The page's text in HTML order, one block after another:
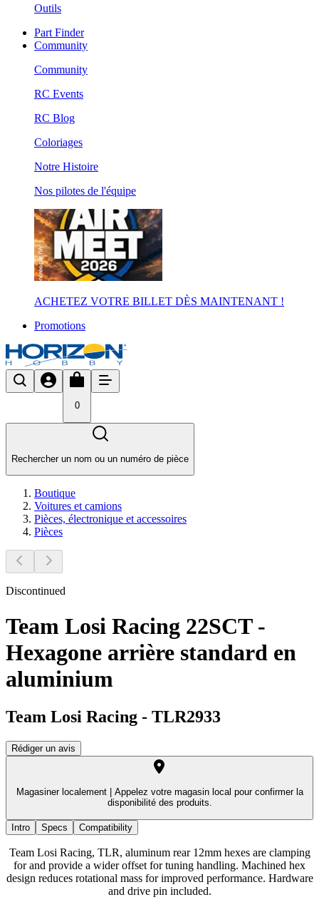
Outils
Part Finder
Community
Community
RC Events
RC Blog
Coloriages
Notre Histoire
Nos pilotes de l'équipe
ACHETEZ VOTRE BILLET DÈS MAINTENANT !
Promotions
0
Rechercher un nom ou un numéro de pièce
Boutique
Voitures et camions
Pièces, électronique et accessoires
Pièces
Discontinued
Team Losi Racing 22SCT -
Hexagone arrière standard en
aluminium
Team Losi Racing - TLR2933
Rédiger un avis
Magasiner localement |
Appelez votre magasin local pour confirmer la
disponibilité des produits.
Intro Specs Compatibility
Team Losi Racing, TLR, aluminum rear 12mm hexes are clamping
for and provide a wider offset for tuning handling. Machined hex
design reduces rotational mass for improved performance. Hardware
and drive pin included.